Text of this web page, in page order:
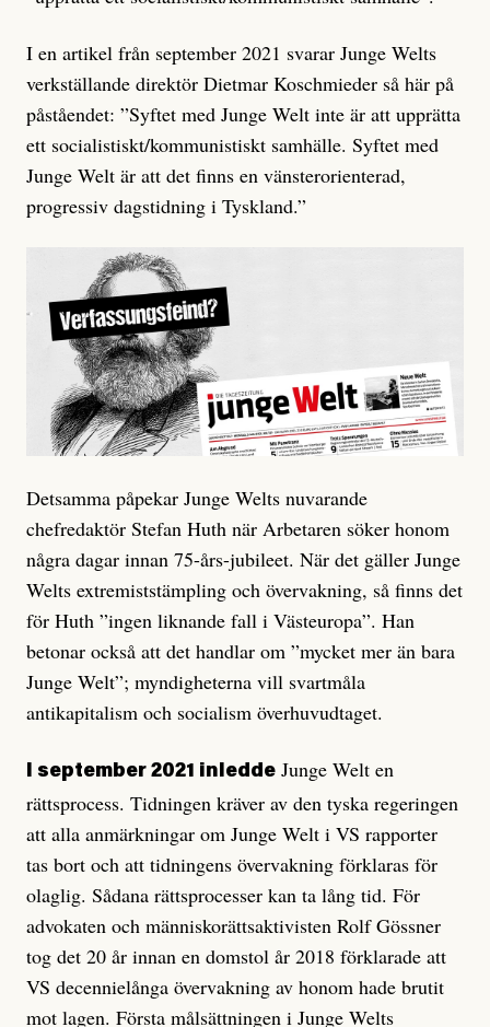
I en artikel från september 2021 svarar Junge Welts
verkställande direktör Dietmar Koschmieder så här på
påståendet: ”Syftet med Junge Welt inte är att upprätta
ett socialistiskt/kommunistiskt samhälle. Syftet med
Junge Welt är att det finns en vänsterorienterad,
progressiv dagstidning i Tyskland.”
Detsamma påpekar Junge Welts nuvarande
chefredaktör Stefan Huth när Arbetaren söker honom
några dagar innan 75-års-jubileet. När det gäller Junge
Welts extremiststämpling och övervakning, så finns det
för Huth ”ingen liknande fall i Västeuropa”. Han
betonar också att det handlar om ”mycket mer än bara
Junge Welt”; myndigheterna vill svartmåla
antikapitalism och socialism överhuvudtaget.
I september 2021 inledde Junge Welt en
rättsprocess. Tidningen kräver av den tyska regeringen
att alla anmärkningar om Junge Welt i VS rapporter
tas bort och att tidningens övervakning förklaras för
olaglig. Sådana rättsprocesser kan ta lång tid. För
advokaten och människorättsaktivisten Rolf Gössner
tog det 20 år innan en domstol år 2018 förklarade att
VS decennielånga övervakning av honom hade brutit
mot lagen. Första målsättningen i Junge Welts